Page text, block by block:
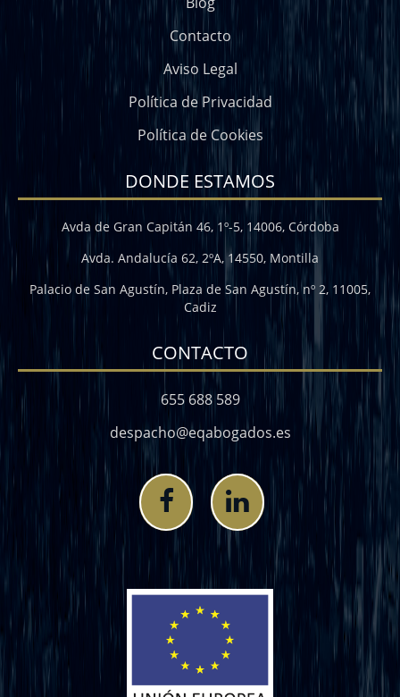
Contacto
Aviso Legal
Política de Privacidad
Política de Cookies
DONDE ESTAMOS
Avda de Gran Capitán 46, 1º-5, 14006, Córdoba
Avda. Andalucía 62, 2ºA, 14550, Montilla
Palacio de San Agustín, Plaza de San Agustín, nº 2, 11005,
Cadiz
CONTACTO
655 688 589
despacho@eqabogados.es